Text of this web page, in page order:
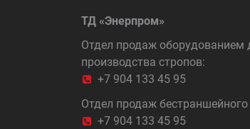
ТД «Энерпром»
Отдел продаж оборудованием
производства стропов:
+7 904 133 45 95
Отдел продаж
+7 904 133 45 95